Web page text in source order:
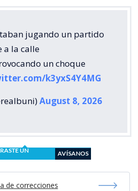
jugando un partido
a la calle
un choque
k3yxS4Y4MG
August 8, 2026
UN
AVÍSANOS
de correcciones